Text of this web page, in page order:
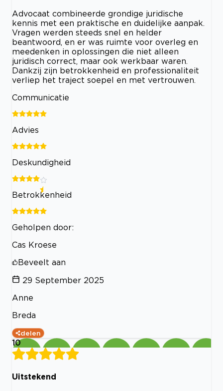
Advocaat combineerde grondige juridische
kennis met een praktische en duidelijke aanpak.
Vragen werden steeds snel en helder
beantwoord, en er was ruimte voor overleg en
meedenken in oplossingen die niet alleen
juridisch correct, maar ook werkbaar waren.
Dankzij zijn betrokkenheid en professionaliteit
verliep het traject soepel en met vertrouwen.
Communicatie
Advies
Deskundigheid
Betrokkenheid
Geholpen door:
Cas Kroese
Beveelt aan
29 September 2025
Anne
Breda
delen
10
Uitstekend